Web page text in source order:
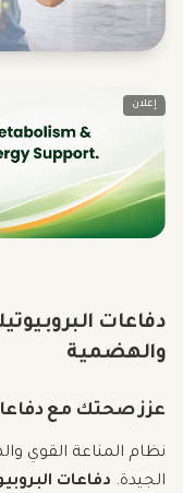
إعلان
دفاعات
والهضمية
عزز صحتك مع
نظام المناعة القوي
الجيدة. دفاعات